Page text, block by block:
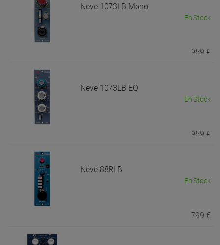
Neve 1073LB Mono
En Stock
959 €
Neve 1073LB EQ
En Stock
959 €
Neve 88RLB
En Stock
799 €